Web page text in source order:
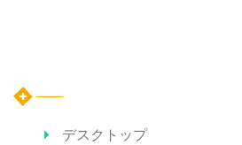
デスクトップ